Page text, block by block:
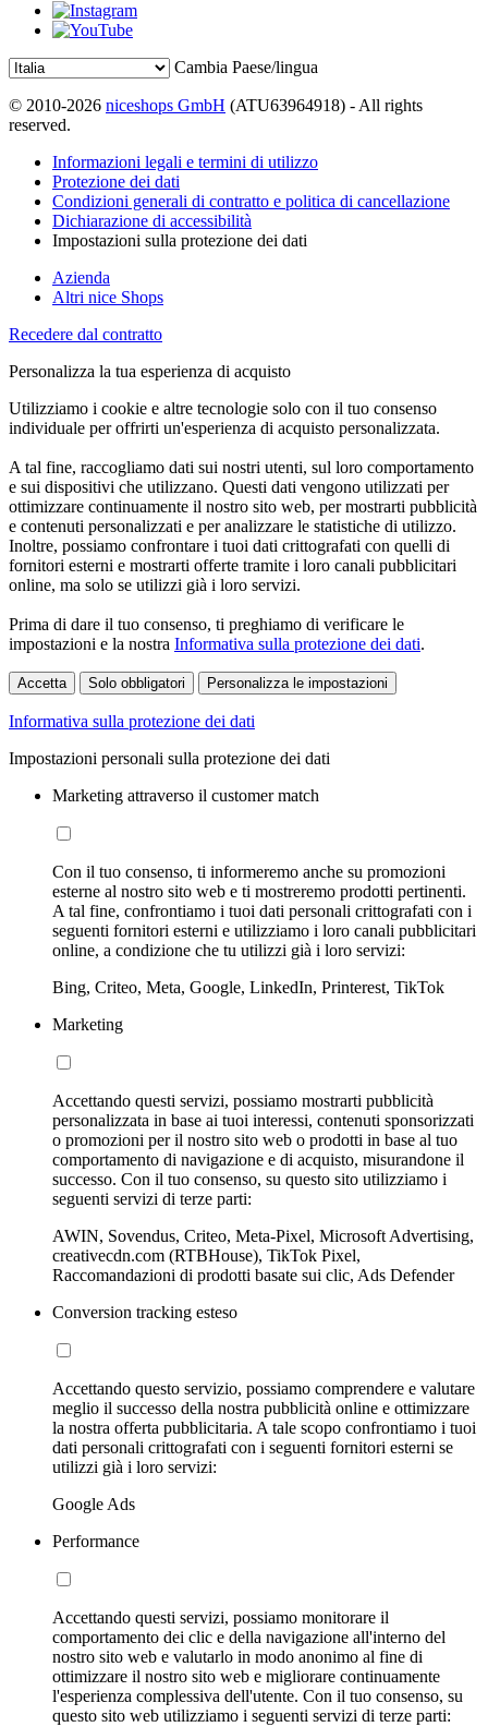
Cambia Paese/lingua
© 2010-2026 niceshops GmbH (ATU63964918) - All rights
reserved.
Informazioni legali e termini di utilizzo
Protezione dei dati
Condizioni generali di contratto e politica di cancellazione
Dichiarazione di accessibilità
Impostazioni sulla protezione dei dati
Azienda
Altri nice Shops
Recedere dal contratto
Personalizza la tua esperienza di acquisto
Utilizziamo i cookie e altre tecnologie solo con il tuo consenso
individuale per offrirti un'esperienza di acquisto personalizzata.
A tal fine, raccogliamo dati sui nostri utenti, sul loro comportamento
e sui dispositivi che utilizzano. Questi dati vengono utilizzati per
ottimizzare continuamente il nostro sito web, per mostrarti pubblicità
e contenuti personalizzati e per analizzare le statistiche di utilizzo.
Inoltre, possiamo confrontare i tuoi dati crittografati con quelli di
fornitori esterni e mostrarti offerte tramite i loro canali pubblicitari
online, ma solo se utilizzi già i loro servizi.
Prima di dare il tuo consenso, ti preghiamo di verificare le
impostazioni e la nostra Informativa sulla protezione dei dati.
Accetta Solo obbligatori Personalizza le impostazioni
Informativa sulla protezione dei dati
Impostazioni personali sulla protezione dei dati
Marketing attraverso il customer match
Con il tuo consenso, ti informeremo anche su promozioni
esterne al nostro sito web e ti mostreremo prodotti pertinenti.
A tal fine, confrontiamo i tuoi dati personali crittografati con i
seguenti fornitori esterni e utilizziamo i loro canali pubblicitari
online, a condizione che tu utilizzi già i loro servizi:
Bing, Criteo, Meta, Google, LinkedIn, Printerest, TikTok
Marketing
Accettando questi servizi, possiamo mostrarti pubblicità
personalizzata in base ai tuoi interessi, contenuti sponsorizzati
o promozioni per il nostro sito web o prodotti in base al tuo
comportamento di navigazione e di acquisto, misurandone il
successo. Con il tuo consenso, su questo sito utilizziamo i
seguenti servizi di terze parti:
AWIN, Sovendus, Criteo, Meta-Pixel, Microsoft Advertising,
creativecdn.com (RTBHouse), TikTok Pixel,
Raccomandazioni di prodotti basate sui clic, Ads Defender
Conversion tracking esteso
Accettando questo servizio, possiamo comprendere e valutare
meglio il successo della nostra pubblicità online e ottimizzare
la nostra offerta pubblicitaria. A tale scopo confrontiamo i tuoi
dati personali crittografati con i seguenti fornitori esterni se
utilizzi già i loro servizi:
Google Ads
Performance
Accettando questi servizi, possiamo monitorare il
comportamento dei clic e della navigazione all'interno del
nostro sito web e valutarlo in modo anonimo al fine di
ottimizzare il nostro sito web e migliorare continuamente
l'esperienza complessiva dell'utente. Con il tuo consenso, su
questo sito web utilizziamo i seguenti servizi di terze parti: